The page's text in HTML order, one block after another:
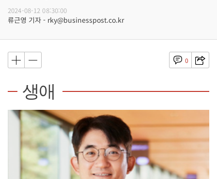
2024-08-12 08:30:00
류근영 기자 - rky@businesspost.co.kr
0
생애